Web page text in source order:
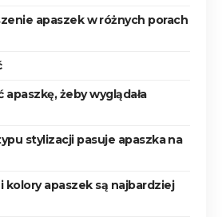
apaszek w ⁢różnych porach
apaszkę, żeby wyglądała
stylizacji pasuje apaszka ⁤na
kolory apaszek są ‌najbardziej